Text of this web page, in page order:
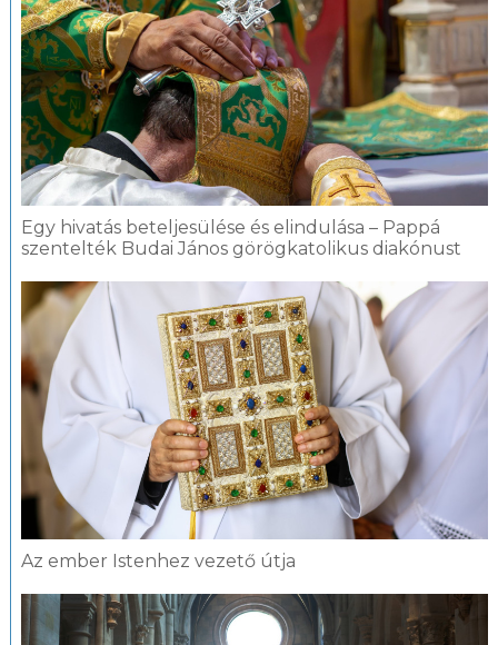
Egy hivatás beteljesülése és elindulása – Pappá
szentelték Budai János görögkatolikus diakónust
Az ember Istenhez vezető útja